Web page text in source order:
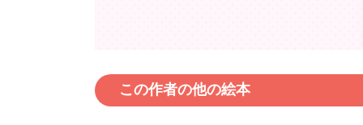
この作者の他の絵本